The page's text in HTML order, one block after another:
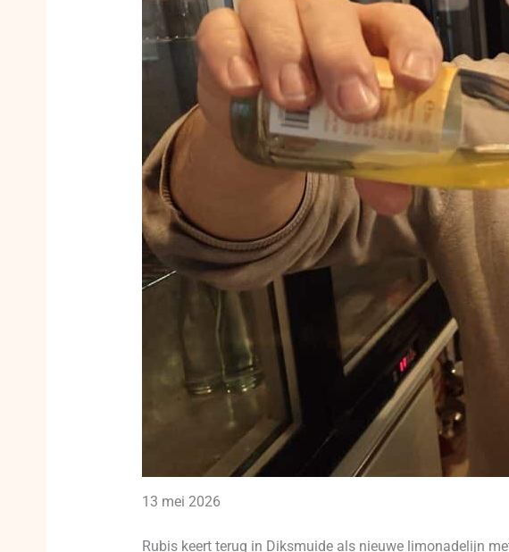
13 mei 2026
Rubis keert terug in Diksmuide als nieuwe limonadelijn